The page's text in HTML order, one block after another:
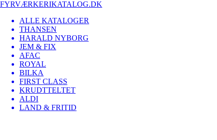
FYRVÆRKERIKATALOG.DK
ALLE KATALOGER
THANSEN
HARALD NYBORG
JEM & FIX
AFAC
ROYAL
BILKA
FIRST CLASS
KRUDTTELTET
ALDI
LAND & FRITID